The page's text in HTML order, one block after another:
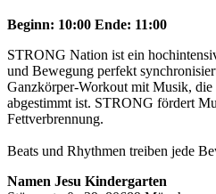
Beginn: 10:00 Ende: 11:00
STRONG Nation ist ein
und Bewegung perfekt
Ganzkörper-Workout mit Musik, die
abgestimmt ist. STRONG fördert
Fettverbrennung.
Beats und Rhythmen treiben jede
Namen Jesu Kindergarten